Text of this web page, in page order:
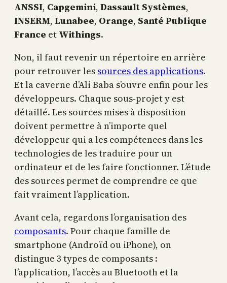
ANSSI, Capgemini, Dassault Systèmes,
INSERM, Lunabee, Orange, Santé Publique
France et Withings.
Non, il faut revenir un répertoire en arrière
pour retrouver les sources des applications.
Et la caverne d’Ali Baba s’ouvre enfin pour les
développeurs. Chaque sous-projet y est
détaillé. Les sources mises à disposition
doivent permettre à n’importe quel
développeur qui a les compétences dans les
technologies de les traduire pour un
ordinateur et de les faire fonctionner. L’étude
des sources permet de comprendre ce que
fait vraiment l’application.
Avant cela, regardons l’organisation des
composants. Pour chaque famille de
smartphone (Androïd ou iPhone), on
distingue 3 types de composants :
l’application, l’accès au Bluetooth et la